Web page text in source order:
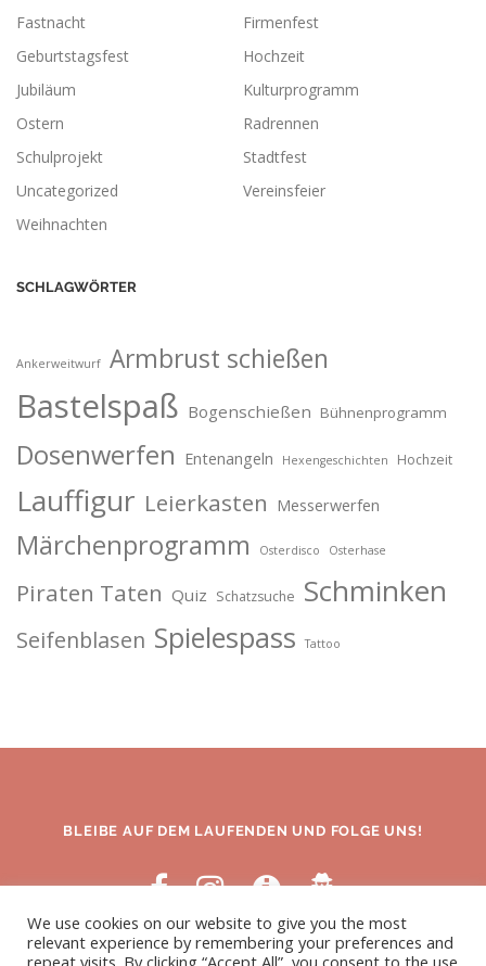
Fastnacht
Firmenfest
Geburtstagsfest
Hochzeit
Jubiläum
Kulturprogramm
Ostern
Radrennen
Schulprojekt
Stadtfest
Uncategorized
Vereinsfeier
Weihnachten
SCHLAGWÖRTER
Ankerweitwurf Armbrust schießen
Bastelspaß Bogenschießen Bühnenprogramm
Dosenwerfen Entenangeln Hexengeschichten Hochzeit
Lauffigur Leierkasten Messerwerfen
Märchenprogramm Osterdisco Osterhase
Piraten Taten Quiz Schatzsuche Schminken
Seifenblasen Spielespass Tattoo
BLEIBE AUF DEM LAUFENDEN UND FOLGE UNS!
We use cookies on our website to give you the most
relevant experience by remembering your preferences and
repeat visits. By clicking “Accept All”, you consent to the use